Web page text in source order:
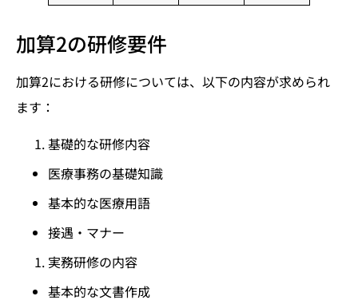
加算2の研修要件
加算2における研修については、以下の内容が求められ
ます：
基礎的な研修内容
医療事務の基礎知識
基本的な医療用語
接遇・マナー
実務研修の内容
基本的な文書作成